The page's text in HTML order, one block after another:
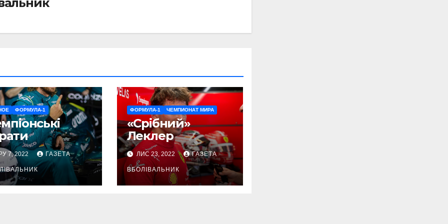
ФОРМУЛА-1
7, 2022 ГАЗЕТА
ФОРМУЛА-1 ЧЕМПИОНАТ МИРА
«Срібний»
Леклер
ЛИС 23, 2022 ГАЗЕТА
ВБОЛІВАЛЬНИК